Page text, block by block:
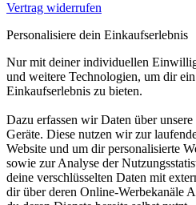
Vertrag widerrufen
Personalisiere dein Einkaufserlebnis
Nur mit deiner individuellen
und weitere Technologien, um dir
Einkaufserlebnis zu bieten.
Dazu erfassen wir Daten über
Geräte. Diese nutzen wir zur
Website und um dir personalisierte
sowie zur Analyse der
deine verschlüsselten Daten mit
dir über deren Online-Werbekanäle